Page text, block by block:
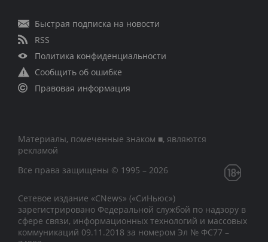
Быстрая подписка на новости
RSS
Политика конфиденциальности
Сообщить об ошибке
Правовая информация
Материалы, помеченные знаком ■, являются
рекламой
Все права защищены © 1995 – 2026
Сетевое издание «CNews» («СиНьюс»)
зарегистрировано Федеральной службой по надзору в
сфере связи, информационных технологий и массовых
коммуникаций 09.11.2018 за номером Эл № ФС77 –